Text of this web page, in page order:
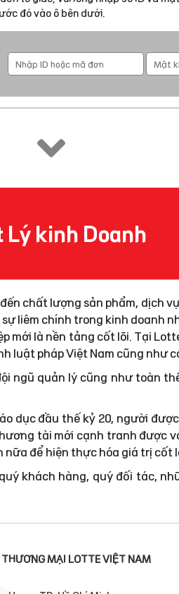
đó vào ô bên dưới.
Lý kinh Doanh
chất lượng sản phẩm, dịch
liêm chính trong kinh doanh
là nền tảng cốt lõi. Tại
pháp Việt Nam cũng như
ngũ quản lý cũng như toàn
dục đầu thế kỷ 20, người
tài mới cạnh tranh được
để hiện thực hóa giá trị cốt
khách hàng, quý đối tác,
MẠI LOTTE VIỆT NAM